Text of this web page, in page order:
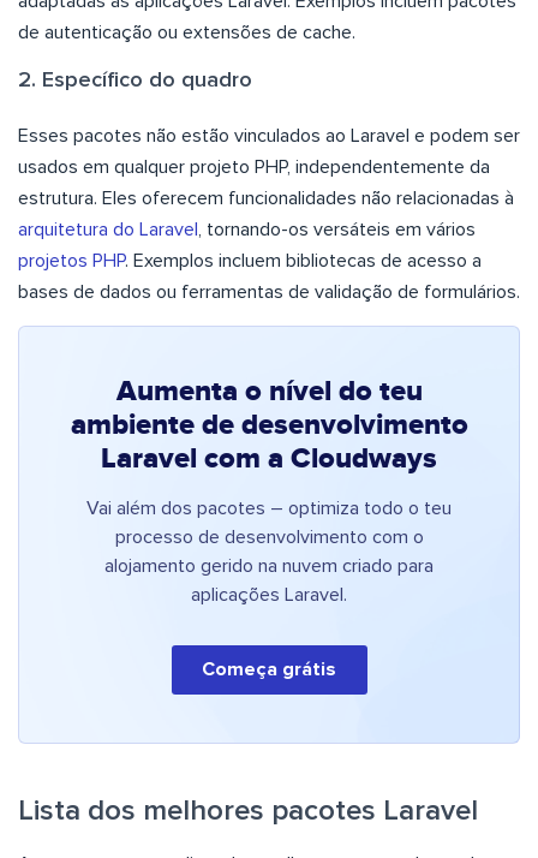
de autenticação ou extensões de cache.
2. Específico do quadro
Esses pacotes não estão vinculados ao Laravel e podem ser
usados em qualquer projeto PHP, independentemente da
estrutura. Eles oferecem funcionalidades não relacionadas à
arquitetura do Laravel , tornando-os versáteis em vários
projetos PHP. Exemplos incluem bibliotecas de acesso a
bases de dados ou ferramentas de validação de formulários.
Aumenta o nível do teu
ambiente de desenvolvimento
Laravel com a Cloudways
Vai além dos pacotes – optimiza todo o teu
processo de desenvolvimento com o
alojamento gerido na nuvem criado para
aplicações Laravel.
Começa grátis
Lista dos melhores pacotes Laravel